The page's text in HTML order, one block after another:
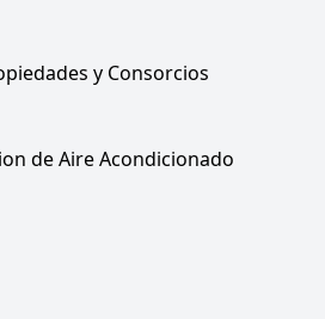
y Consorcios
de Aire Acondicionado